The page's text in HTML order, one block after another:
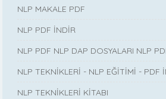
NLP MAKALE PDF
NLP PDF İNDİR
NLP PDF NLP DAP DOSYALARI NLP
NLP TEKNİKLERİ - NLP EĞİTİMİ - PDF
NLP TEKNİKLERİ KİTABI